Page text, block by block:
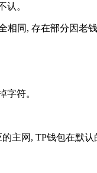
认。
同, 存在部分因老
字符。
主网, TP钱包在默